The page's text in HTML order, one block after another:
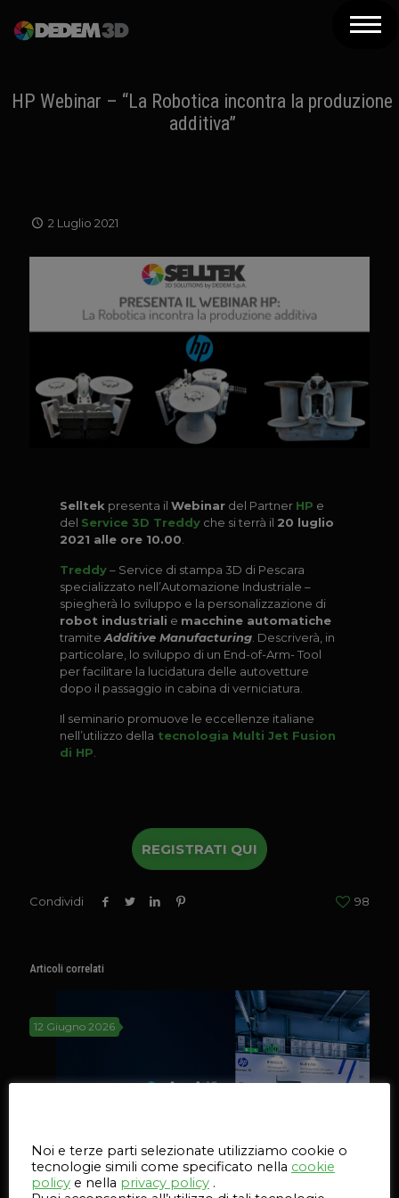
Prodotti
Assistenza
Newsletter
HP Webinar – “La Robotica incontra la produzione
additiva”
2 Luglio 2021
Selltek presenta il Webinardel Partner HP e
del Service 3D Treddyche si terrà il 20 luglio
2021 alle ore 10.00
Treddy– Service di stampa 3D di Pescara
specializzato nell’Automazione Industriale –
spiegherà lo sviluppo e la personalizzazione di
robot industriali e macchine automatiche
tramite Additive Manufacturing. Descriverà, in
particolare, lo sviluppo di un End-of-Arm- Tool
per facilitare la lucidatura delle autovetture
dopo il passaggio in cabina di verniciatura.
Il seminario promuove le eccellenze italiane
nell’utilizzo della tecnologia Multi Jet Fusion
di HP
REGISTRATI QUI
Condividi 98
Articoli correlati
12 Giugno 2026
Noi e terze parti selezionate utilizziamo cookie o
tecnologie simili come specificato nella cookie
policy e nella privacy policy .